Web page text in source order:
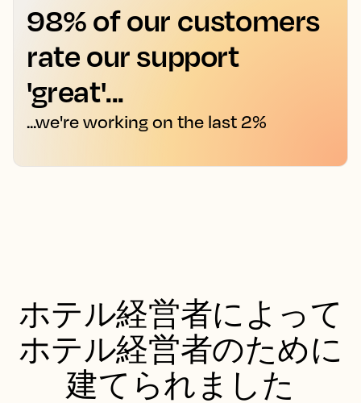
98% of our customers
rate our support
'great'...
...we're working on the last 2%
ホテル経営者によって
ホテル経営者のために
建てられました